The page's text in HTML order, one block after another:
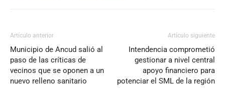
Artículo anterior
Municipio de Ancud salió al
paso de las críticas de
vecinos que se oponen a un
nuevo relleno sanitario
Artículo siguiente
Intendencia comprometió
gestionar a nivel central
apoyo financiero para
potenciar el SML de la región